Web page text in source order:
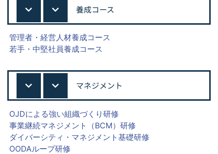
養成コース
管理者・経営人材養成コース
若手・中堅社員養成コース
マネジメント
OJDによる強い組織づくり研修
事業継続マネジメント（BCM）研修
ダイバーシティ・マネジメント基礎研修
OODAループ研修